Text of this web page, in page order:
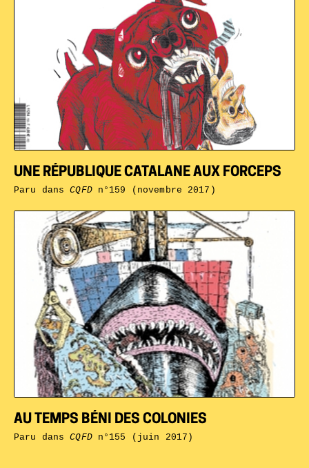
AU TEMPS BÉNI DES COLONIES
Paru dansCQFDn°155 (juin 2017)
UNE RÉPUBLIQUE CATALANE AUX FORCEPS
Paru dansCQFDn°159 (novembre 2017)